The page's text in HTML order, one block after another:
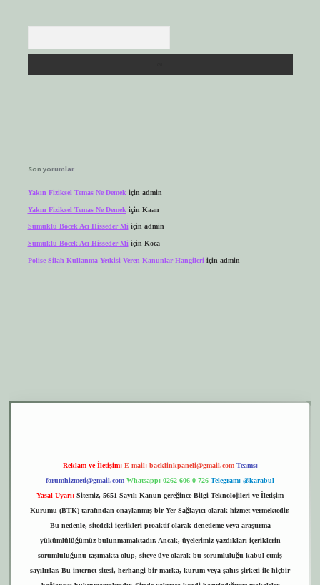
Son yorumlar
Yakın Fiziksel Temas Ne Demek için admin
Yakın Fiziksel Temas Ne Demek için Kaan
Sümüklü Böcek Acı Hisseder Miiçin admin
Sümüklü Böcek Acı Hisseder Mi için Koca
Polise Silah Kullanma Yetkisi Veren Kanunlar Hangileri için admin
Reklam ve İletişim: E-mail: backlinkpaneli@gmail.com Teams:
forumhizmeti@gmail.com Whatsapp: 0262 606 0 726 Telegram: @karabul
Yasal Uyarı: Sitemiz, 5651 Sayılı Kanun gereğince Bilgi Teknolojileri ve İletişim
Kurumu (BTK) tarafından onaylanmış bir Yer Sağlayıcı olarak hizmet vermektedir.
Bu nedenle, sitedeki içerikleri proaktif olarak denetleme veya araştırma
yükümlülüğümüz bulunmamaktadır. Ancak, üyelerimiz yazdıkları içeriklerin
sorumluluğunu taşımakta olup, siteye üye olarak bu sorumluluğu kabul etmiş
sayılırlar. Bu internet sitesi, herhangi bir marka, kurum veya şahıs şirketi ile hiçbir